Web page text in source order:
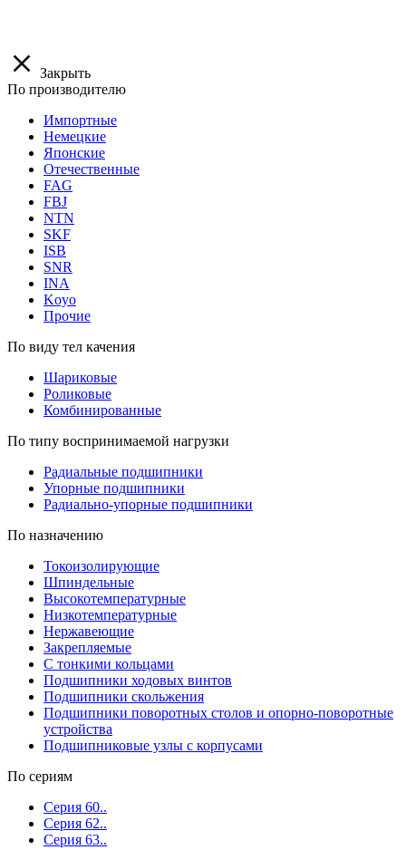
Закрыть
По производителю
Импортные
Немецкие
Японские
Отечественные
FAG
FBJ
NTN
SKF
ISB
SNR
INA
Koyo
Прочие
По виду тел качения
Шариковые
Роликовые
Комбинированные
По типу воспринимаемой нагрузки
Радиальные подшипники
Упорные подшипники
Радиально-упорные подшипники
По назначению
Токоизолирующие
Шпиндельные
Высокотемпературные
Низкотемпературные
Нержавеющие
Закрепляемые
С тонкими кольцами
Подшипники ходовых винтов
Подшипники скольжения
Подшипники поворотных столов и опорно-поворотные
устройства
Подшипниковые узлы с корпусами
По сериям
Серия 60..
Серия 62..
Серия 63..